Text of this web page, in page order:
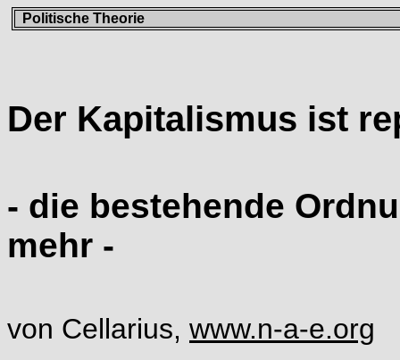
Politische Theorie
Der Kapitalismus ist
- die bestehende
mehr -
von Cellarius, www.n-a-e.org